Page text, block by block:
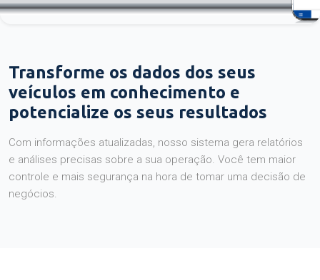
Transforme os dados dos seus
veículos em conhecimento e
potencialize os seus resultados
Com informações atualizadas, nosso sistema gera relatórios
e análises precisas sobre a sua operação. Você tem maior
controle e mais segurança na hora de tomar uma decisão de
negócios.